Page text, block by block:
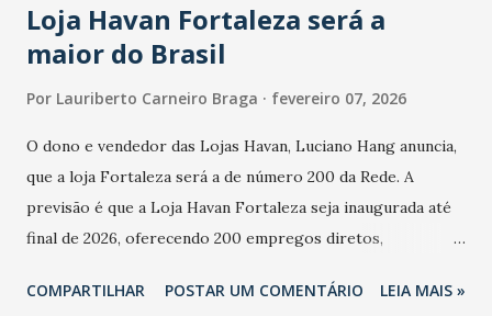
Loja Havan Fortaleza será a
maior do Brasil
Por Lauriberto Carneiro Braga fevereiro 07, 2026
O dono e vendedor das Lojas Havan, Luciano Hang anuncia,
que a loja Fortaleza será a de número 200 da Rede. A
previsão é que a Loja Havan Fortaleza seja inaugurada até
final de 2026, oferecendo 200 empregos diretos,
Havan Fortaleza ainda não foi anunciada oficialmente, mas
COMPARTILHAR POSTAR UM COMENTÁRIO LEIA MAIS »